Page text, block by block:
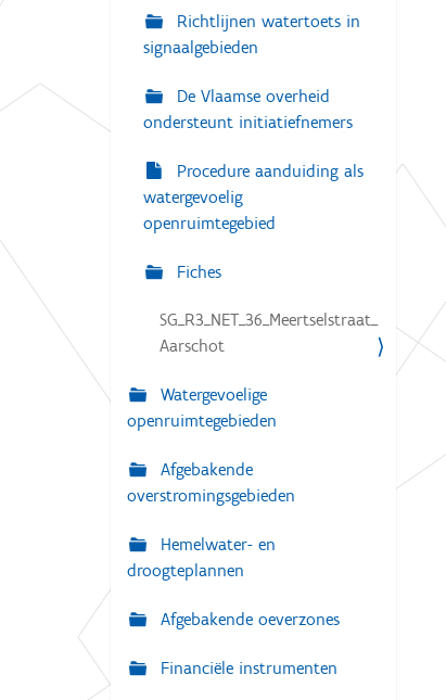
Richtlijnen watertoets in
signaalgebieden
De Vlaamse overheid
ondersteunt initiatiefnemers
Procedure aanduiding als
watergevoelig
openruimtegebied
Fiches
SG_R3_NET_36_Meertselstraat_
Aarschot
Watergevoelige
openruimtegebieden
Afgebakende
overstromingsgebieden
Hemelwater- en
droogteplannen
Afgebakende oeverzones
Financiële instrumenten